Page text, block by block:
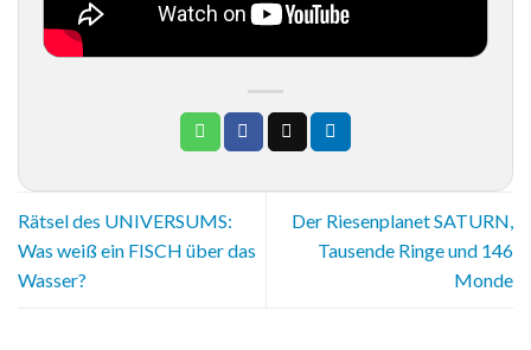
Rätsel des UNIVERSUMS:
Was weiß ein FISCH über das
Wasser?
Der Riesenplanet SATURN,
Tausende Ringe und 146
Monde